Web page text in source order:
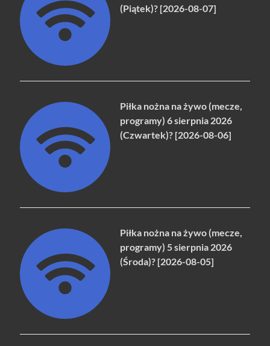
(Piątek)? [2026-08-07]
Piłka nożna na żywo (mecze,
programy) 6 sierpnia 2026
(Czwartek)? [2026-08-06]
Piłka nożna na żywo (mecze,
programy) 5 sierpnia 2026
(Środa)? [2026-08-05]